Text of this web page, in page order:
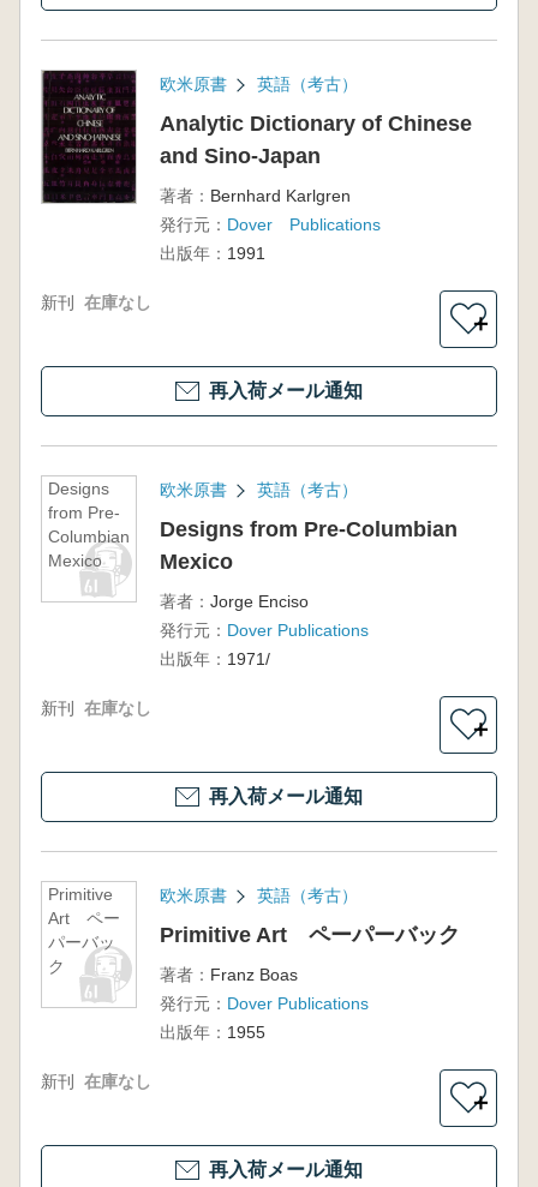
欧米原書 英語（考古）
Analytic Dictionary of Chinese
and Sino-Japan
著者： Bernhard Karlgren
発行元： Dover Publications
出版年： 1991
新刊 在庫なし
＋
再入荷メール通知
Designs
from Pre-
Columbian
Mexico
欧米原書 英語（考古）
Designs from Pre-Columbian
Mexico
著者： Jorge Enciso
発行元： Dover Publications
出版年： 1971/
新刊 在庫なし
＋
再入荷メール通知
Primitive
Art ペー
パーバッ
ク
欧米原書 英語（考古）
Primitive Art ペーパーバック
著者： Franz Boas
発行元： Dover Publications
出版年： 1955
新刊 在庫なし
＋
再入荷メール通知